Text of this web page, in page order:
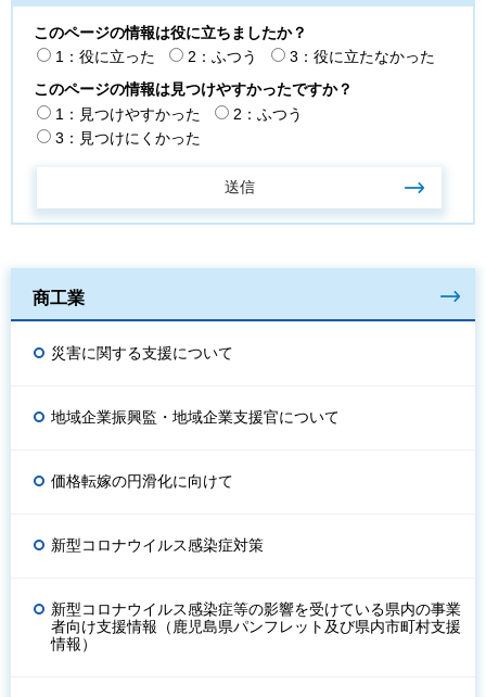
このページの情報は役に立ちましたか？
1：役に立った
2：ふつう
3：役に立たなかった
このページの情報は見つけやすかったですか？
1：見つけやすかった
2：ふつう
3：見つけにくかった
商工業
災害に関する支援について
地域企業振興監・地域企業支援官について
価格転嫁の円滑化に向けて
新型コロナウイルス感染症対策
新型コロナウイルス感染症等の影響を受けている県内の事業
者向け支援情報（鹿児島県パンフレット及び県内市町村支援
情報）